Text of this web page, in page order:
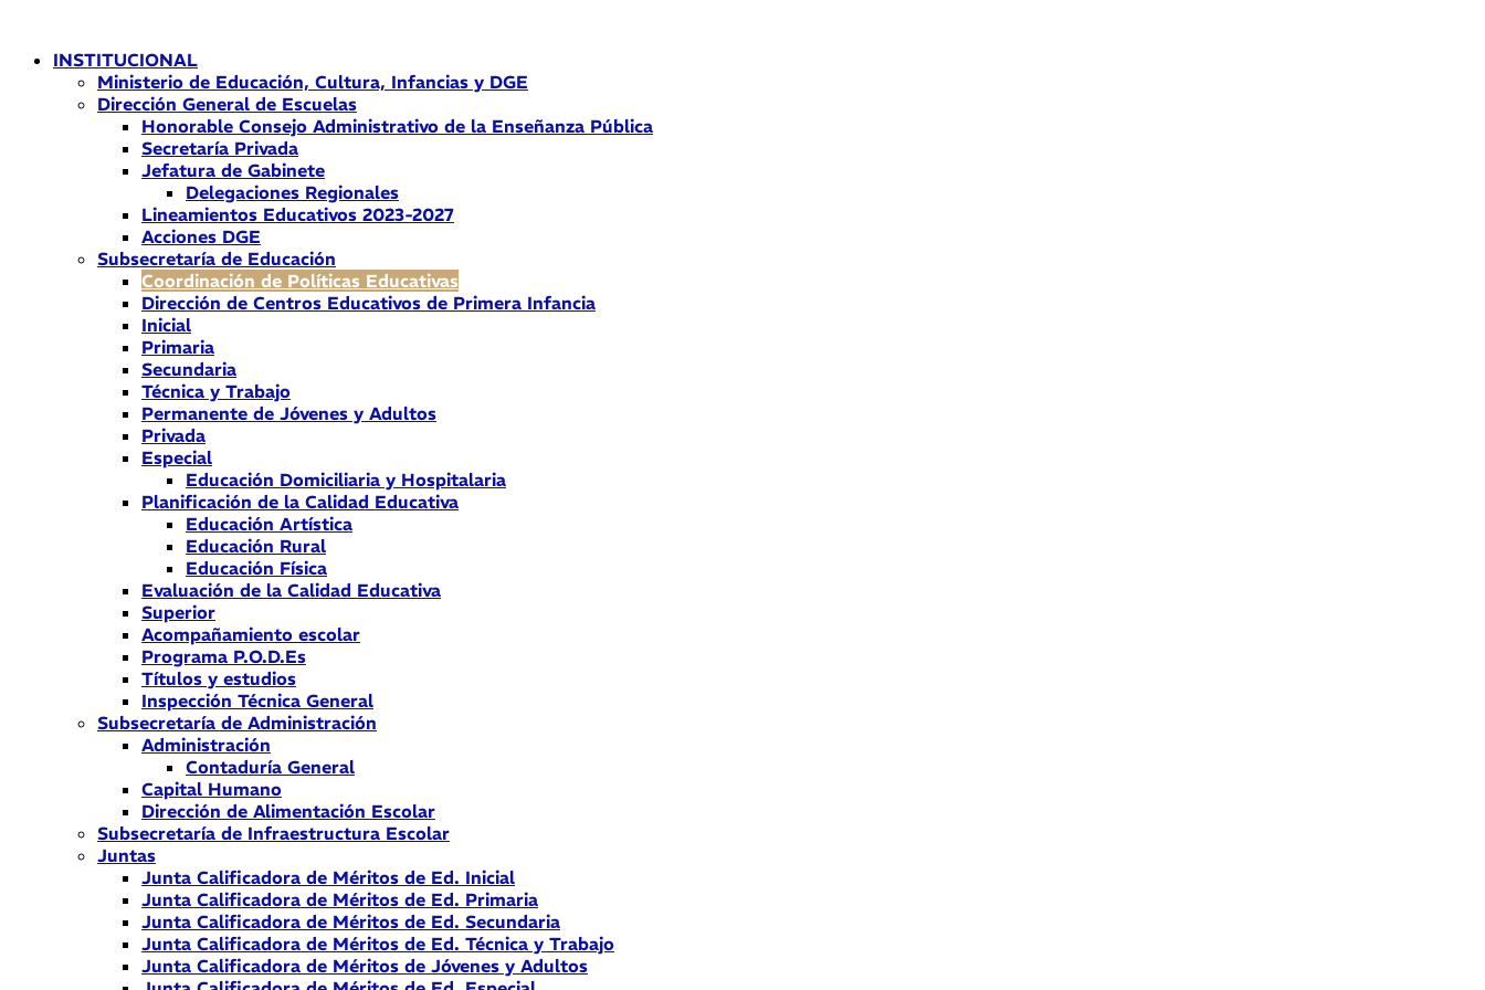
contenidoINSTITUCIONAL
Ministerio de Educación, Cultura, Infancias y DGE
Dirección General de Escuelas
Honorable Consejo Administrativo de la Enseñanza Pública
Secretaría Privada
Jefatura de Gabinete
Delegaciones Regionales
Lineamientos Educativos 2023-2027
Acciones DGE
Subsecretaría de Educación
Coordinación de Políticas Educativas
Dirección de Centros Educativos de Primera Infancia
Inicial
Primaria
Secundaria
Técnica y Trabajo
Permanente de Jóvenes y Adultos
Privada
Especial
Educación Domiciliaria y Hospitalaria
Planificación de la Calidad Educativa
Educación Artística
Educación Rural
Educación Física
Evaluación de la Calidad Educativa
Superior
Acompañamiento escolar
Programa P.O.D.Es
Títulos y estudios
Inspección Técnica General
Subsecretaría de Administración
Administración
Contaduría General
Capital Humano
Dirección de Alimentación Escolar
Subsecretaría de Infraestructura Escolar
Juntas
Junta Calificadora de Méritos de Ed. Inicial
Junta Calificadora de Méritos de Ed. Primaria
Junta Calificadora de Méritos de Ed. Secundaria
Junta Calificadora de Méritos de Ed. Técnica y Trabajo
Junta Calificadora de Méritos de Jóvenes y Adultos